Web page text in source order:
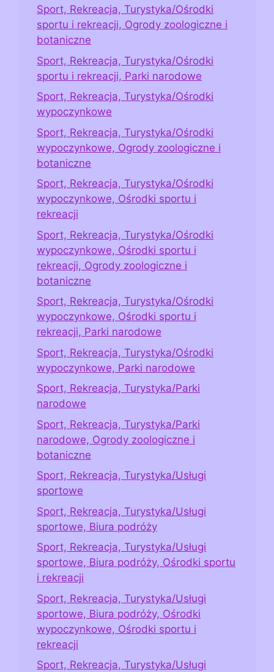
Sport, Rekreacja, Turystyka/Ośrodki
sportu i rekreacji, Ogrody zoologiczne i
botaniczne
Sport, Rekreacja, Turystyka/Ośrodki
sportu i rekreacji, Parki narodowe
Sport, Rekreacja, Turystyka/Ośrodki
wypoczynkowe
Sport, Rekreacja, Turystyka/Ośrodki
wypoczynkowe, Ogrody zoologiczne i
botaniczne
Sport, Rekreacja, Turystyka/Ośrodki
wypoczynkowe, Ośrodki sportu i
rekreacji
Sport, Rekreacja, Turystyka/Ośrodki
wypoczynkowe, Ośrodki sportu i
rekreacji, Ogrody zoologiczne i
botaniczne
Sport, Rekreacja, Turystyka/Ośrodki
wypoczynkowe, Ośrodki sportu i
rekreacji, Parki narodowe
Sport, Rekreacja, Turystyka/Ośrodki
wypoczynkowe, Parki narodowe
Sport, Rekreacja, Turystyka/Parki
narodowe
Sport, Rekreacja, Turystyka/Parki
narodowe, Ogrody zoologiczne i
botaniczne
Sport, Rekreacja, Turystyka/Usługi
sportowe
Sport, Rekreacja, Turystyka/Usługi
sportowe, Biura podróży
Sport, Rekreacja, Turystyka/Usługi
sportowe, Biura podróży, Ośrodki sportu
i rekreacji
Sport, Rekreacja, Turystyka/Usługi
sportowe, Biura podróży, Ośrodki
wypoczynkowe, Ośrodki sportu i
rekreacji
Sport, Rekreacja, Turystyka/Usługi